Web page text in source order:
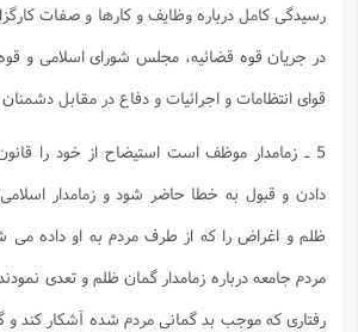
رسیدگى کامل درباره وظایف و کارها و صفات
در جریان قوه قضائیه، مجلس شوراى اسلامى و
قواى انتظامات و اجرائیات و دفاع در مقابل
5 ـ زمامدار موظف است استیضاح از خود را
دادن و قبول به خطا حاضر شود و زمامدار اسلامى
ظلم و اغراض را که از طرف مردم به او داده مى
مردم جامعه درباره زمامدار گمان ظلم و تعدى
رفتارى که موجب بد گمانى مردم شده آشکار کند و